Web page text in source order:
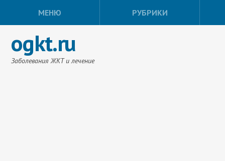
МЕНЮ РУБРИКИ
ogkt.ru
Заболевания ЖКТ и лечение